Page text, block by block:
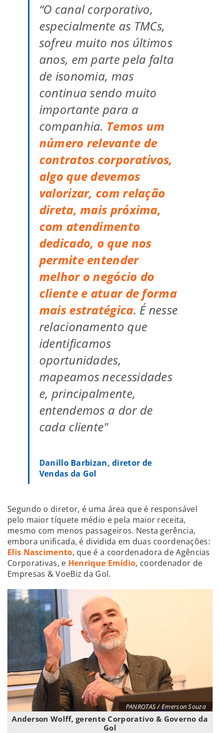
“O canal corporativo,
especialmente as TMCs,
sofreu muito nos últimos
anos, em parte pela falta
de isonomia, mas
continua sendo muito
importante para a
companhia. Temos um
número relevante de
contratos corporativos,
algo que devemos
valorizar, com relação
direta, mais próxima,
com atendimento
dedicado, o que nos
permite entender
melhor o negócio do
cliente e atuar de forma
mais estratégica. É nesse
relacionamento que
identificamos
oportunidades,
mapeamos necessidades
e, principalmente,
entendemos a dor de
cada cliente"
Danillo Barbizan, diretor de
Vendas da Gol
Segundo o diretor, é uma área que é responsável
pelo maior tíquete médio e pela maior receita,
mesmo com menos passageiros. Nesta gerência,
embora unificada, é dividida em duas coordenações:
Elis Nascimento, que é a coordenadora de Agências
Corporativas, e Henrique Emídio, coordenador de
Empresas & VoeBiz da Gol.
PANROTAS / Emerson Souza
Anderson Wolff, gerente Corporativo & Governo da
Gol